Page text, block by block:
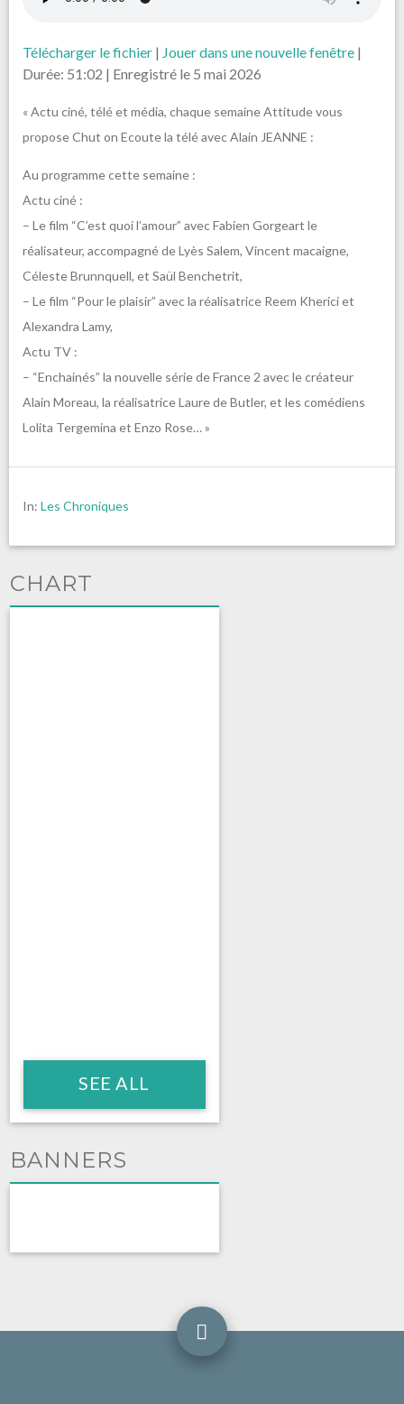
Télécharger le fichier | Jouer dans une nouvelle fenêtre |
Durée: 51:02 | Enregistré le 5 mai 2026
« Actu ciné, télé et média, chaque semaine Attitude vous
propose Chut on Ecoute la télé avec Alain JEANNE :
Au programme cette semaine :
Actu ciné :
– Le film “C’est quoi l’amour” avec Fabien Gorgeart le
réalisateur, accompagné de Lyès Salem, Vincent macaigne,
Céleste Brunnquell, et Saül Benchetrit,
– Le film “Pour le plaisir” avec la réalisatrice Reem Kherici et
Alexandra Lamy,
Actu TV :
– “Enchainés” la nouvelle série de France 2 avec le créateur
Alain Moreau, la réalisatrice Laure de Butler, et les comédiens
Lolita Tergemina et Enzo Rose… »
In: Les Chroniques
CHART
SEE ALL
BANNERS